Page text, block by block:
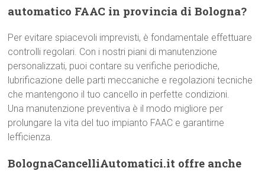
automatico FAAC in provincia di Bologna?
Per evitare spiacevoli imprevisti, è fondamentale effettuare
controlli regolari. Con i nostri piani di manutenzione
personalizzati, puoi contare su verifiche periodiche,
lubrificazione delle parti meccaniche e regolazioni tecniche
che mantengono il tuo cancello in perfette condizioni.
Una manutenzione preventiva è il modo migliore per
prolungare la vita del tuo impianto FAAC e garantirne
lefficienza.
BolognaCancelliAutomatici.it offre anche